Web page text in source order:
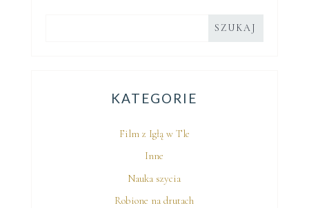
KATEGORIE
Film z Igłą w Tle
Inne
Nauka szycia
Robione na drutach